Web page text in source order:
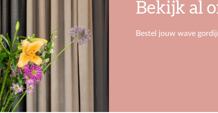
Bekijk al
Bestel jouw wave